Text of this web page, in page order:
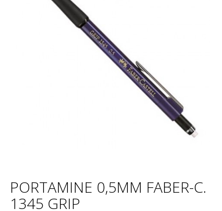
PORTAMINE 0,5MM FABER-C.
1345 GRIP